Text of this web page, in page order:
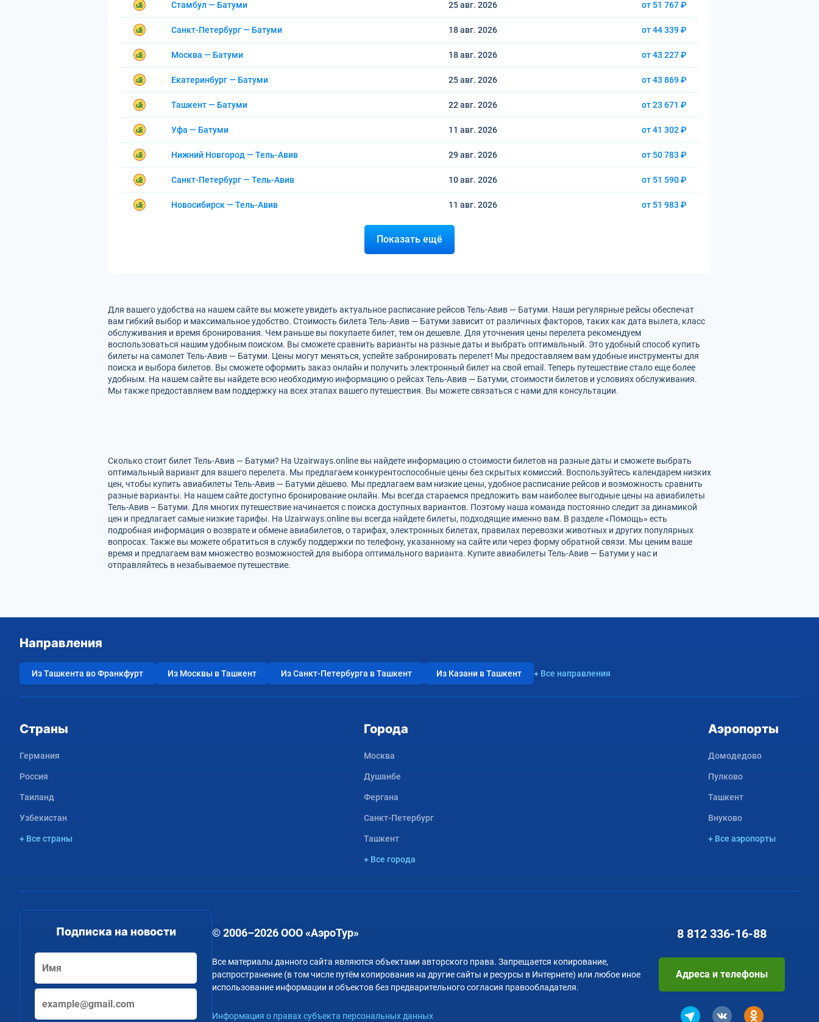
Стамбул — Батуми 25 авг. 2026 от 51 767 ₽
Санкт-Петербург — Батуми 18 авг. 2026 от 44 339 ₽
Москва — Батуми 18 авг. 2026 от 43 227 ₽
Екатеринбург — Батуми 25 авг. 2026 от 43 869 ₽
Ташкент — Батуми 22 авг. 2026 от 23 671 ₽
Уфа — Батуми 11 авг. 2026 от 41 302 ₽
Нижний Новгород — Тель-Авив 29 авг. 2026 от 50 783 ₽
Санкт-Петербург — Тель-Авив 10 авг. 2026 от 51 590 ₽
Новосибирск — Тель-Авив 11 авг. 2026 от 51 983 ₽
Показать ещё
Для вашего удобства на нашем сайте вы можете увидеть актуальное расписание рейсов Тель-Авив — Батуми. Наши регулярные рейсы обеспечат
вам гибкий выбор и максимальное удобство. Стоимость билета Тель-Авив — Батуми зависит от различных факторов, таких как дата вылета, класс
обслуживания и время бронирования. Чем раньше вы покупаете билет, тем он дешевле. Для уточнения цены перелета рекомендуем
воспользоваться нашим удобным поиском. Вы сможете сравнить варианты на разные даты и выбрать оптимальный. Это удобный способ купить
билеты на самолет Тель-Авив — Батуми. Цены могут меняться, успейте забронировать перелет! Мы предоставляем вам удобные инструменты для
поиска и выбора билетов. Вы сможете оформить заказ онлайн и получить электронный билет на свой email. Теперь путешествие стало еще более
удобным. На нашем сайте вы найдете всю необходимую информацию о рейсах Тель-Авив — Батуми, стоимости билетов и условиях обслуживания.
Мы также предоставляем вам поддержку на всех этапах вашего путешествия. Вы можете связаться с нами для консультации.
Сколько стоит билет Тель-Авив — Батуми? На Uzairways.online вы найдете информацию о стоимости билетов на разные даты и сможете выбрать
оптимальный вариант для вашего перелета. Мы предлагаем конкурентоспособные цены без скрытых комиссий. Воспользуйтесь календарем низких
цен, чтобы купить авиабилеты Тель-Авив — Батуми дёшево. Мы предлагаем вам низкие цены, удобное расписание рейсов и возможность сравнить
разные варианты. На нашем сайте доступно бронирование онлайн. Мы всегда стараемся предложить вам наиболее выгодные цены на авиабилеты
Тель-Авив – Батуми. Для многих путешествие начинается с поиска доступных вариантов. Поэтому наша команда постоянно следит за динамикой
цен и предлагает самые низкие тарифы. На Uzairways.online вы всегда найдете билеты, подходящие именно вам. В разделе «Помощь» есть
подробная информация о возврате и обмене авиабилетов, о тарифах, электронных билетах, правилах перевозки животных и других популярных
вопросах. Также вы можете обратиться в службу поддержки по телефону, указанному на сайте или через форму обратной связи. Мы ценим ваше
время и предлагаем вам множество возможностей для выбора оптимального варианта. Купите авиабилеты Тель-Авив — Батуми у нас и
отправляйтесь в незабываемое путешествие.
Направления
Из Ташкента во Франкфурт Из Москвы в Ташкент Из Санкт-Петербурга в Ташкент Из Казани в Ташкент + Все направления
Страны
Германия
Россия
Таиланд
Узбекистан
+ Все страны
Города
Москва
Душанбе
Фергана
Санкт-Петербург
Ташкент
+ Все города
Аэропорты
Домодедово
Пулково
Ташкент
Внуково
+ Все аэропорты
Подписка на новости © 2006–2026 ООО «АэроТур»
Все материалы данного сайта являются объектами авторского права. Запрещается копирование,
распространение (в том числе путём копирования на другие сайты и ресурсы в Интернете) или любое иное
использование информации и объектов без предварительного согласия правообладателя.
Информация о правах субъекта персональных данных
8 812 336-16-88
Адреса и телефоны